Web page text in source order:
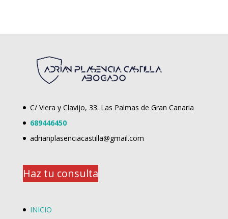
C/ Viera y Clavijo, 33. Las Palmas de Gran Canaria
689446450
adrianplasenciacastilla@gmail.com
Haz tu consulta
INICIO